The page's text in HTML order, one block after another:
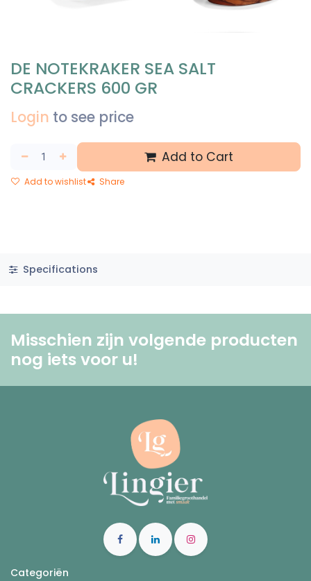
DE NOTEKRAKER SEA SALT
CRACKERS 600 GR
Login to see price
Add to Cart
Add to wishlist Share
Specifications
Misschien zijn volgende producten
nog iets voor u! ​
Categoriën